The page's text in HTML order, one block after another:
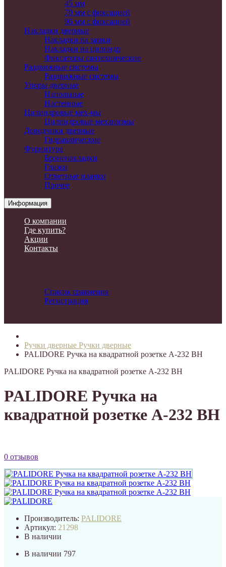
45 мм
70 мм c фиксацией
96 мм с фиксацией
Накладки дверные
Накладки на замки
Накладки на цилиндр
Фиксаторы сантехнические
Раздвижные системы
Раздвижные системы
Упоры дверные
Напольные
Настенные
Цилиндровые мех-мы
Цилиндровые механизмы
Доводчики дверные
Гидравлические
Фурнитура
Броненакладки
Глазки
Ответные планки
Прочее
Информация
О компании
Где купить?
Акции
Контакты
Список сравнения
Регистрация
Ручки дверные Ручки дверные
PALIDORE Ручка на квадратной розетке A-232 BH
PALIDORE Ручка на квадратной розетке A-232 BH
PALIDORE Ручка на
квадратной розетке A-232 BH
0 отзывов
Производитель: PALIDORE
Артикул: 21298
В наличии
В наличии 797